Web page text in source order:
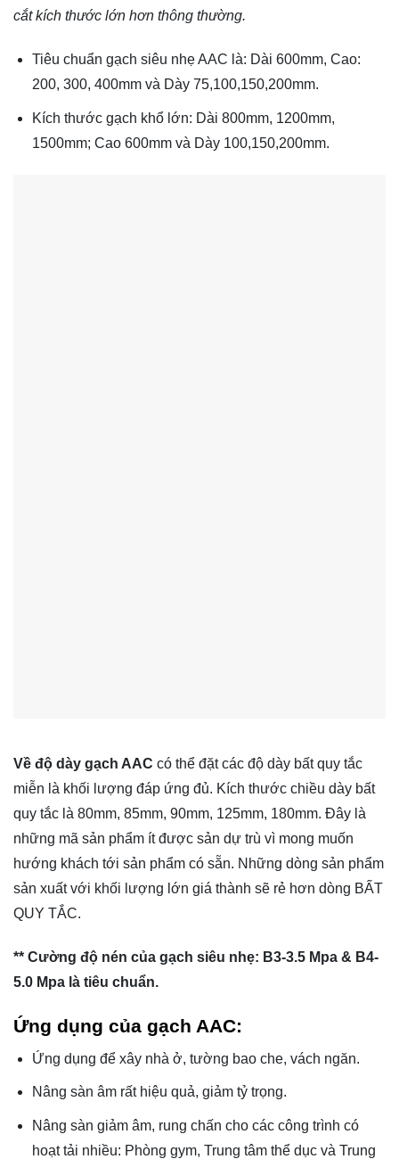
cắt kích thước lớn hơn thông thường.
Tiêu chuẩn gạch siêu nhẹ AAC là: Dài 600mm, Cao:
200, 300, 400mm và Dày 75,100,150,200mm.
Kích thước gạch khổ lớn: Dài 800mm, 1200mm,
1500mm; Cao 600mm và Dày 100,150,200mm.
Về độ dày gạch AAC có thể đặt các độ dày bất quy tắc
miễn là khối lượng đáp ứng đủ. Kích thước chiều dày bất
quy tắc là 80mm, 85mm, 90mm, 125mm, 180mm. Đây là
những mã sản phẩm ít được sản dự trù vì mong muốn
hướng khách tới sản phẩm có sẵn. Những dòng sản phẩm
sản xuất với khối lượng lớn giá thành sẽ rẻ hơn dòng BẤT
QUY TẮC.
** Cường độ nén của gạch siêu nhẹ: B3-3.5 Mpa & B4-
5.0 Mpa là tiêu chuẩn.
Ứng dụng của gạch AAC:
Ứng dụng để xây nhà ở, tường bao che, vách ngăn.
Nâng sàn âm rất hiệu quả, giảm tỷ trọng.
Nâng sàn giảm âm, rung chấn cho các công trình có
hoạt tải nhiều: Phòng gym, Trung tâm thể dục và Trung